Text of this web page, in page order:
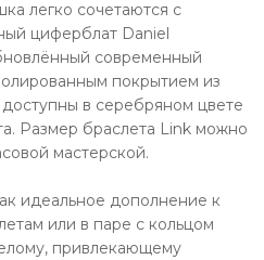
легко сочетаются с
циферблат Daniel
современный
покрытием из
в серебряном цвете
Размер браслета Link можно
мастерской.
идеальное дополнение к
или в паре с кольцом
привлекающему